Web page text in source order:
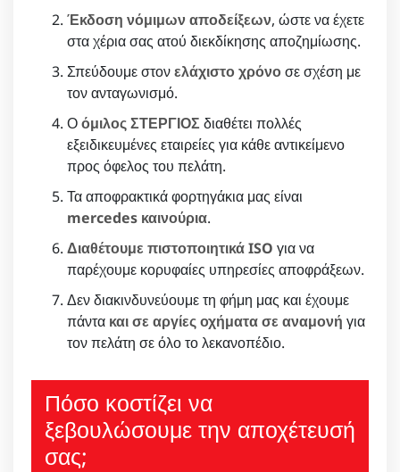
Έκδοση νόμιμων αποδείξεων, ώστε να έχετε
στα χέρια σας ατού διεκδίκησης αποζημίωσης.
Σπεύδουμε στονελάχιστο χρόνοσε σχέση με
τον ανταγωνισμό.
Οόμιλος ΣΤΕΡΓΙΟΣ διαθέτει πολλές
εξειδικευμένες εταιρείες για κάθε αντικείμενο
προς όφελος του πελάτη.
Τα αποφρακτικά φορτηγάκια μας είναι
mercedes καινούρια.
Διαθέτουμε πιστοποιητικά ISO για να
παρέχουμε κορυφαίες υπηρεσίες αποφράξεων.
Δεν διακινδυνεύουμε τη φήμη μας και έχουμε
πάντα και σε αργίες οχήματα σε αναμονή για
τον πελάτη σε όλο το λεκανοπέδιο.
Πόσο κοστίζει να
ξεβουλώσουμε την αποχέτευσή
σας;